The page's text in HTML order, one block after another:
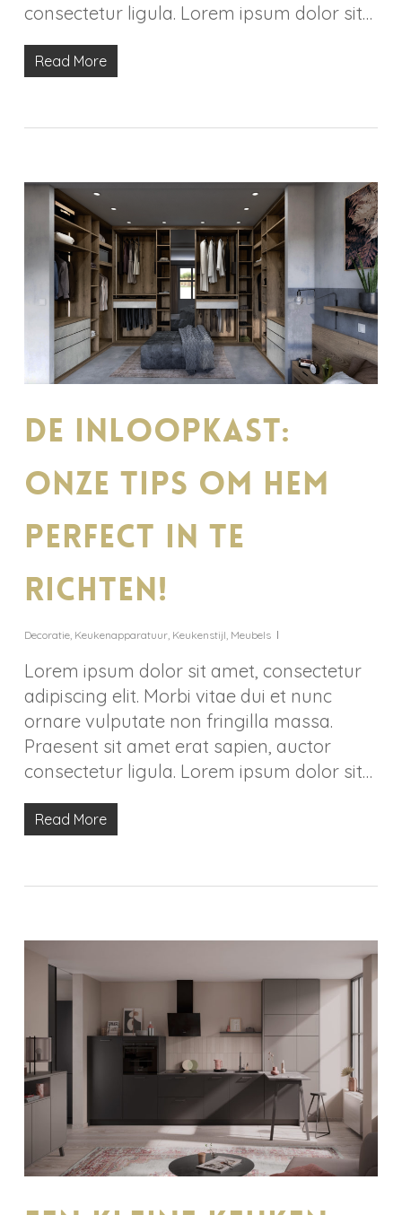
consectetur ligula. Lorem ipsum dolor sit…
Read More
De inloopkast:
onze tips om hem
perfect in te
richten!
Decoratie, Keukenapparatuur, Keukenstijl, Meubels
Lorem ipsum dolor sit amet, consectetur
adipiscing elit. Morbi vitae dui et nunc
ornare vulputate non fringilla massa.
Praesent sit amet erat sapien, auctor
consectetur ligula. Lorem ipsum dolor sit…
Read More